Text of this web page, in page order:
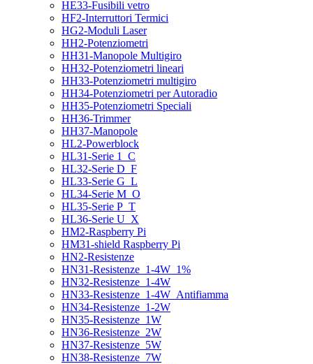
HE33-Fusibili vetro
HF2-Interruttori Termici
HG2-Moduli Laser
HH2-Potenziometri
HH31-Manopole Multigiro
HH32-Potenziometri lineari
HH33-Potenziometri multigiro
HH34-Potenziometri per Autoradio
HH35-Potenziometri Speciali
HH36-Trimmer
HH37-Manopole
HL2-Powerblock
HL31-Serie 1_C
HL32-Serie D_F
HL33-Serie G_L
HL34-Serie M_O
HL35-Serie P_T
HL36-Serie U_X
HM2-Raspberry Pi
HM31-shield Raspberry Pi
HN2-Resistenze
HN31-Resistenze_1-4W_1%
HN32-Resistenze_1-4W
HN33-Resistenze_1-4W_Antifiamma
HN34-Resistenze_1-2W
HN35-Resistenze_1W
HN36-Resistenze_2W
HN37-Resistenze_5W
HN38-Resistenze_7W